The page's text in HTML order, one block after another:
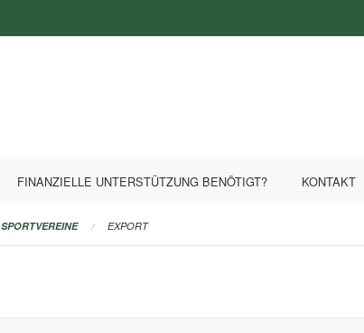
FINANZIELLE UNTERSTÜTZUNG BENÖTIGT? KONTAKT
SPORTVEREINE EXPORT